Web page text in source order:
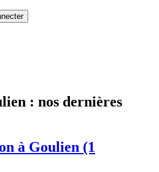
: nos dernières
à Goulien (1